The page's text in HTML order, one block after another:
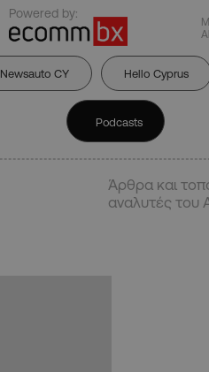
Powered by:
Newsauto CY Hello Cyprus
Podcasts
Άρθρα και
αναλυτές του